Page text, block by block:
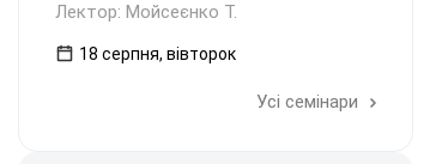
Лектор: Мойсеєнко Т.
18 серпня, вівторок
Усі семінари